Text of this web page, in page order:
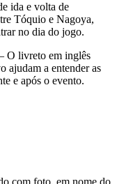
ida e volta de
Tóquio e Nagoya,
no dia do jogo.
O livreto em inglês
ajudam a entender as
e após o evento.
com foto, em nome do